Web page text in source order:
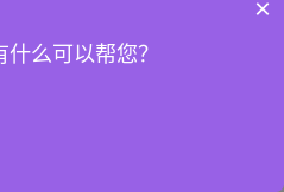
×
么可以帮您？